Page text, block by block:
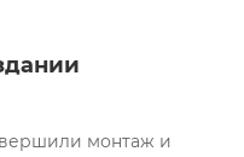
монтаж и